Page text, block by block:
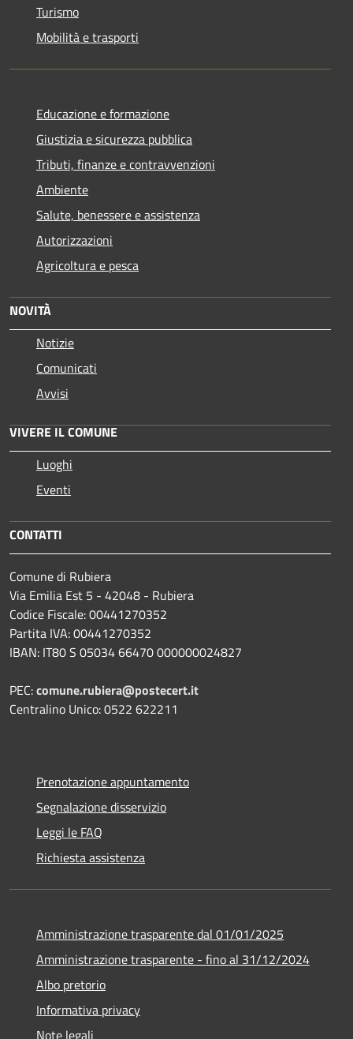
Turismo
Mobilità e trasporti
Educazione e formazione
Giustizia e sicurezza pubblica
Tributi, finanze e contravvenzioni
Ambiente
Salute, benessere e assistenza
Autorizzazioni
Agricoltura e pesca
NOVITÀ
Notizie
Comunicati
Avvisi
VIVERE IL COMUNE
Luoghi
Eventi
CONTATTI
Comune di Rubiera
Via Emilia Est 5 - 42048 - Rubiera
Codice Fiscale: 00441270352
Partita IVA: 00441270352
IBAN: IT80 S 05034 66470 000000024827
PEC:comune.rubiera@postecert.it
Centralino Unico: 0522 622211
Prenotazione appuntamento
Segnalazione disservizio
Leggi le FAQ
Richiesta assistenza
Amministrazione trasparente dal 01/01/2025
Amministrazione trasparente - fino al 31/12/2024
Albo pretorio
Informativa privacy
Note legali